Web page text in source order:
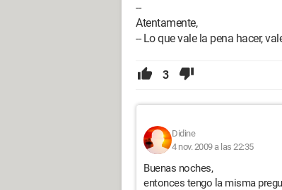
--
Atentamente,
-- Lo que vale la pena hacer,
3
Didine
4 nov. 2009 a las 22:35
Buenas noches,
entonces tengo la misma